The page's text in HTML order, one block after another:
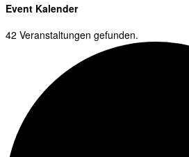
Event Kalender
42 Veranstaltungen gefunden.